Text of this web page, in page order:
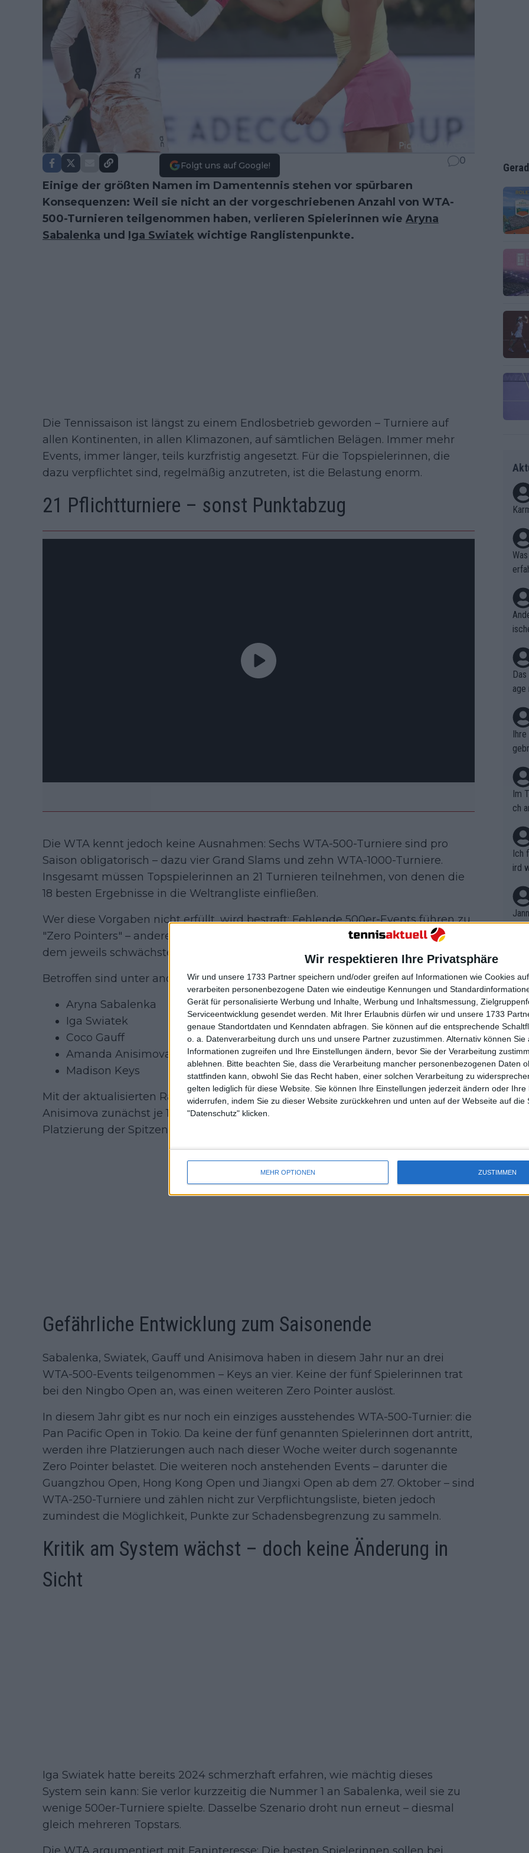
Wir respektieren Ihre Privatsphäre
Wir und unsere 1733 Partner speichern und/oder greifen auf Informationen wie Cookies
verarbeiten personenbezogene Daten wie eindeutige Kennungen und
Gerät für personalisierte Werbung und Inhalte, Werbung und Inhaltsmessung,
Serviceentwicklung gesendet werden. Mit Ihrer Erlaubnis dürfen wir und unsere 1733
genaue Standortdaten und Kenndaten abfragen. Sie können auf die entsprechende
o. a. Datenverarbeitung durch uns und unsere Partner zuzustimmen. Alternativ können Sie
Informationen zugreifen und Ihre Einstellungen ändern, bevor Sie der Verarbeitung
ablehnen. Bitte beachten Sie, dass die Verarbeitung mancher personenbezogenen Daten
stattfinden kann, obwohl Sie das Recht haben, einer solchen Verarbeitung zu
gelten lediglich für diese Website. Sie können Ihre Einstellungen jederzeit ändern oder Ihre
widerrufen, indem Sie zu dieser Website zurückkehren und unten auf der Webseite auf die
"Datenschutz" klicken.
MEHR OPTIONEN ZUSTIMMEN
Folgt uns auf Google! 0
Einige der größten Namen im Damentennis stehen vor spürbaren
Konsequenzen: Weil sie nicht an der vorgeschriebenen Anzahl von WTA-
500-Turnieren teilgenommen haben, verlieren Spielerinnen wie Aryna
Sabalenka und Iga Swiatek wichtige Ranglistenpunkte.
Die Tennissaison ist längst zu einem Endlosbetrieb geworden – Turniere auf
allen Kontinenten, in allen Klimazonen, auf sämtlichen Belägen. Immer mehr
Events, immer länger, teils kurzfristig angesetzt. Für die Topspielerinnen, die
dazu verpflichtet sind, regelmäßig anzutreten, ist die Belastung enorm.
21 Pflichtturniere – sonst Punktabzug
Die WTA kennt jedoch keine Ausnahmen: Sechs WTA-500-Turniere sind pro
Saison obligatorisch – dazu vier Grand Slams und zehn WTA-1000-Turniere.
Insgesamt müssen Topspielerinnen an 21 Turnieren teilnehmen, von denen die
18 besten Ergebnisse in die Weltrangliste einfließen.
Wer diese Vorgaben nicht erfüllt, wird bestraft: Fehlende 500er-Events führen zu
"Zero Pointers" – andere Turnierergebnisse werden gelöscht, beginnend mit
dem jeweils schwächsten Eintrag.
Betroffen sind unter anderem:
Aryna Sabalenka
Iga Swiatek
Coco Gauff
Amanda Anisimova
Madison Keys
Mit der aktualisierten Rangliste vom 20. Oktober verloren Sabalenka, Gauff und
Anisimova zunächst je 10 Punkte, Keys 54, Swiatek 65. Noch bleibt die
Platzierung der Spitzenspielerinnen unverändert – aber die Gefahr eskaliert.
Gefährliche Entwicklung zum Saisonende
Sabalenka, Swiatek, Gauff und Anisimova haben in diesem Jahr nur an drei
WTA-500-Events teilgenommen – Keys an vier. Keine der fünf Spielerinnen trat
bei den Ningbo Open an, was einen weiteren Zero Pointer auslöst.
In diesem Jahr gibt es nur noch ein einziges ausstehendes WTA-500-Turnier: die
Pan Pacific Open in Tokio. Da keine der fünf genannten Spielerinnen dort antritt,
werden ihre Platzierungen auch nach dieser Woche weiter durch sogenannte
Zero Pointer belastet. Die weiteren noch anstehenden Events – darunter die
Guangzhou Open, Hong Kong Open und Jiangxi Open ab dem 27. Oktober – sind
WTA-250-Turniere und zählen nicht zur Verpflichtungsliste, bieten jedoch
zumindest die Möglichkeit, Punkte zur Schadensbegrenzung zu sammeln.
Kritik am System wächst – doch keine Änderung in
Sicht
Iga Swiatek hatte bereits 2024 schmerzhaft erfahren, wie mächtig dieses
System sein kann: Sie verlor kurzzeitig die Nummer 1 an Sabalenka, weil sie zu
wenige 500er-Turniere spielte. Dasselbe Szenario droht nun erneut – diesmal
gleich mehreren Topstars.
age
ben.
Im
ch
Ich
ird
r in
em
t,
B.
on
uss
mal
des
n
nt.
kel